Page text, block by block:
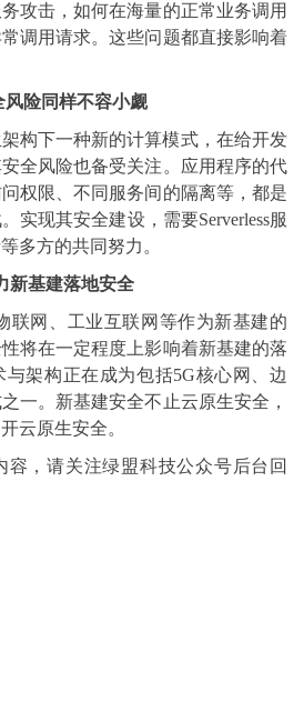
攻击，如何在海量的正常业务调用
调用请求。这些问题都直接影响着
风险同样不容小觑
构下一种新的计算模式，在给开发
全风险也备受关注。应用程序的代
权限、不同服务间的隔离等，都是
实现其安全建设，需要Serverless服
多方的共同努力。
新基建落地安全
网、工业互联网等作为新基建的
将在一定程度上影响着新基建的落
架构正在成为包括5G核心网、边
一。新基建安全不止云原生安全，
云原生安全。
，请关注绿盟科技公众号后台回